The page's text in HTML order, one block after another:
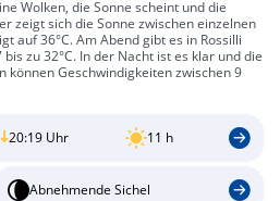
Wolken, die Sonne scheint und die
zeigt sich die Sonne zwischen einzelnen
auf 36°C. Am Abend gibt es in Rossilli
zu 32°C. In der Nacht ist es klar und die
können Geschwindigkeiten zwischen 9
20:19 Uhr 11 h
Abnehmende Sichel